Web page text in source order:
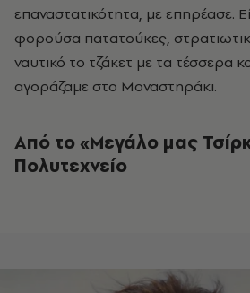
επαναστατικότητα, με επηρέασε.
φορούσα πατατούκες,
ναυτικό το τζάκετ με τα τέσσερα
αγοράζαμε στο Μοναστηράκι.
Από το «Μεγάλο μας
Πολυτεχνείο